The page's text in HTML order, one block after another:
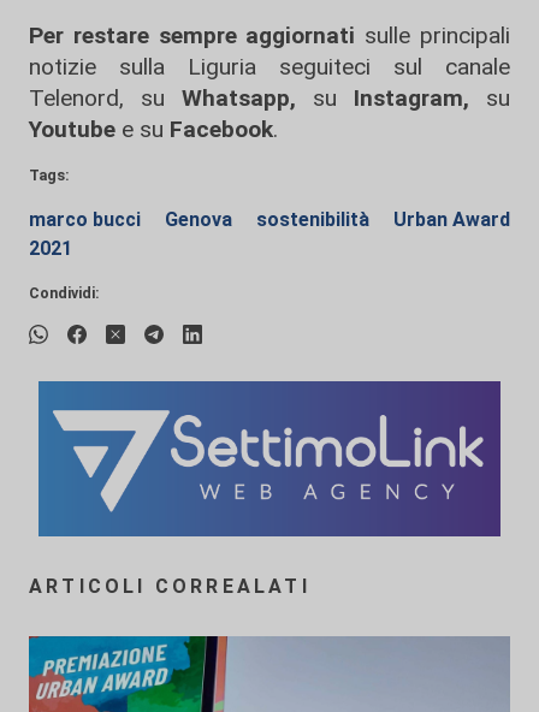
Per restare sempre aggiornati sulle principali
notizie sulla Liguria seguiteci sul canale
Telenord, su
Whatsapp, su Instagram, su
Youtube e su Facebook.
Tags:
marco bucci Genova sostenibilità
Urban Award
2021
Condividi:
ARTICOLI CORREALATI